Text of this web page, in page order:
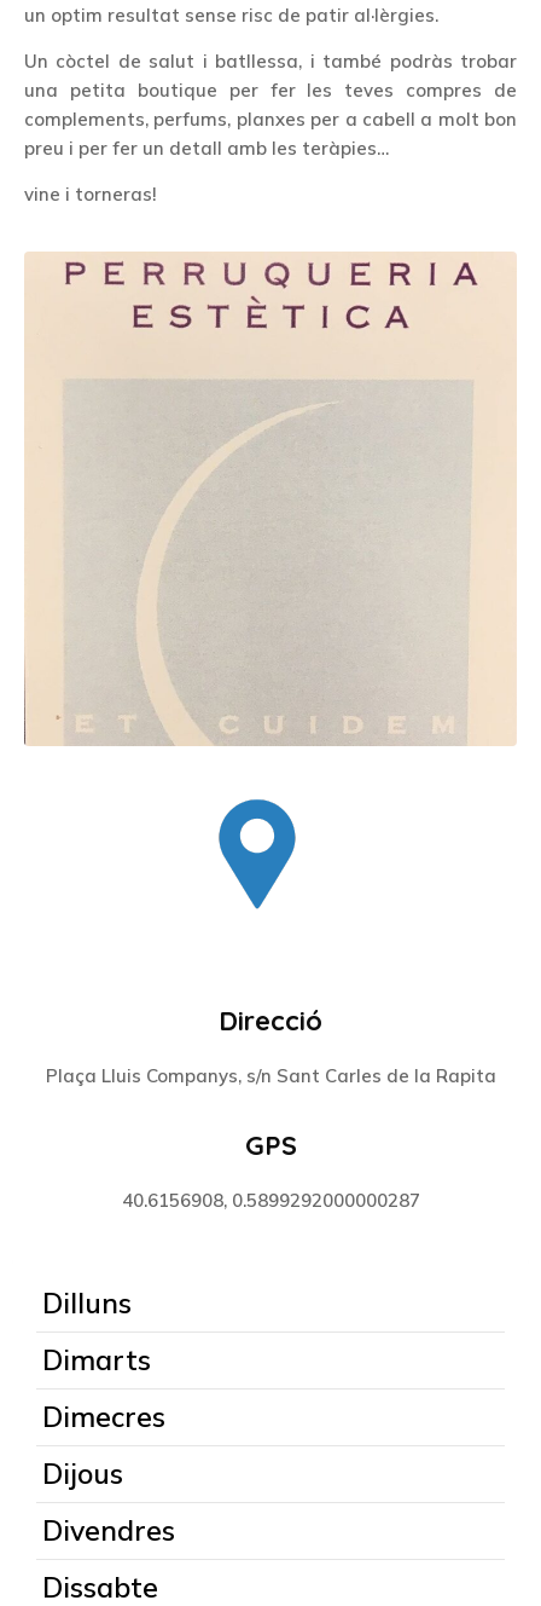
un optim resultat sense risc de patir al·lèrgies.
Un còctel de salut i batllessa, i també podràs trobar
una petita boutique per fer les teves compres de
complements, perfums, planxes per a cabell a molt bon
preu i per fer un detall amb les teràpies…
vine i torneras!
Direcció
Plaça Lluis Companys, s/n Sant Carles de la Rapita
GPS
40.6156908, 0.5899292000000287
Dilluns
Dimarts
Dimecres
Dijous
Divendres
Dissabte